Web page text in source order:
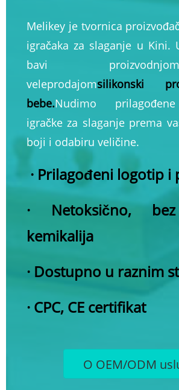
Melikey je tvornica
igračaka za slaganje u Kini.
bavi
veleprodajomsilikonski
bebe.Nudimo
igračke za slaganje prema
boji i odabiru veličine.
· Prilagođeni logotip i
· Netoksično,
kemikalija
· Dostupno u raznim
· CPC, CE certifikat
O OEM/ODM